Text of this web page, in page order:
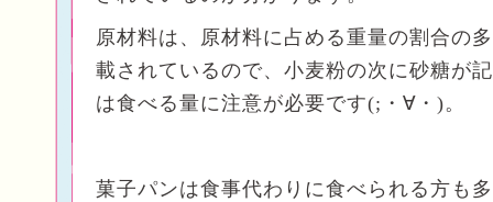
原材料は、原材料に占める重量の割合の
載されているので、小麦粉の次に砂糖が
は食べる量に注意が必要です(;・∀・)。
菓子パンは食事代わりに食べられる方も